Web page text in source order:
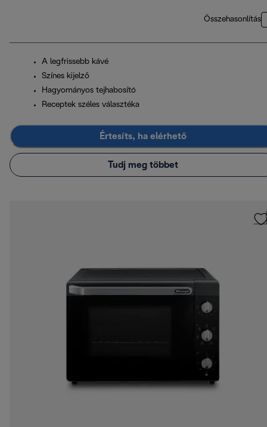
Összehasonlítás
A legfrissebb kávé
Színes kijelző
Hagyományos tejhabosító
Receptek széles választéka
Értesíts, ha elérhető
Tudj meg többet